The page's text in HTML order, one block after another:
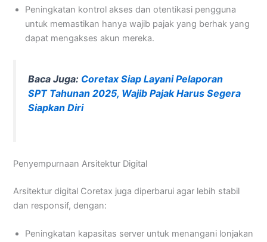
Peningkatan kontrol akses dan otentikasi pengguna
untuk memastikan hanya wajib pajak yang berhak yang
dapat mengakses akun mereka.
Baca Juga: Coretax Siap Layani Pelaporan
SPT Tahunan 2025, Wajib Pajak Harus Segera
Siapkan Diri
Penyempurnaan Arsitektur Digital
Arsitektur digital Coretax juga diperbarui agar lebih stabil
dan responsif, dengan:
Peningkatan kapasitas server untuk menangani lonjakan